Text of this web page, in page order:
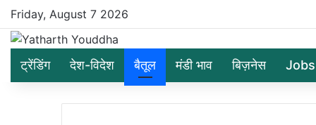
Friday, August 7 2026
ट्रेंडिंग देश-विदेश बैतूल मंडी भाव बिज़नेस Jobs